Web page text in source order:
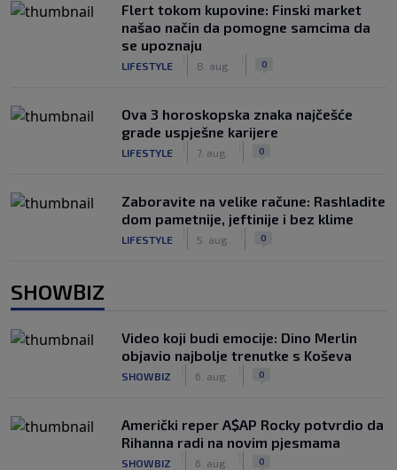
Flert tokom kupovine: Finski market
našao način da pomogne samcima da
se upoznaju
LIFESTYLE 8. aug. 0
Ova 3 horoskopska znaka najčešće
grade uspješne karijere
LIFESTYLE 7. aug. 0
Zaboravite na velike račune: Rashladite
dom pametnije, jeftinije i bez klime
LIFESTYLE 5. aug. 0
SHOWBIZ
Video koji budi emocije: Dino Merlin
objavio najbolje trenutke s Koševa
SHOWBIZ 6. aug. 0
Američki reper A$AP Rocky potvrdio da
Rihanna radi na novim pjesmama
SHOWBIZ 6. aug. 0